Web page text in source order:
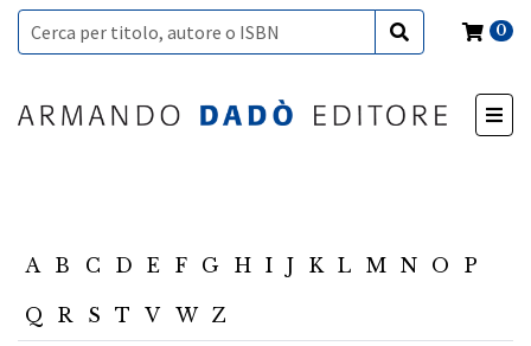
0
A B C D E F G H I J K L M N O P
Q R S T V W Z